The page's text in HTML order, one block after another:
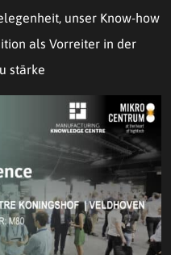
unser Know-how
als Vorreiter in der
stärke